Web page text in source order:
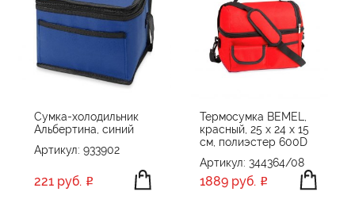
Сумка-холодильник
Альбертина, синий
Артикул: 933902
221 руб.
Термосумка BEMEL,
красный, 25 x 24 x 15
см, полиэстер 600D
Артикул: 344364/08
1889 руб.